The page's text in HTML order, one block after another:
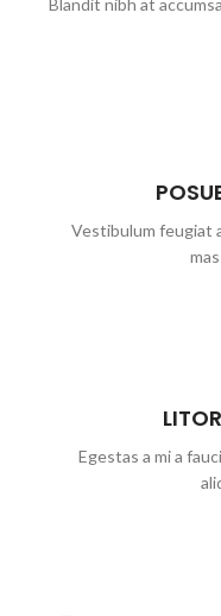
Blandit nibh at
Vestibulum feugiat
Egestas a mi a